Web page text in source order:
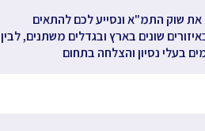
את שוק התמ"א ונסייע לכם להתאים
שונים בארץ ובגדלים משתנים, לבין
בעלי נסיון והצלחה בתחום